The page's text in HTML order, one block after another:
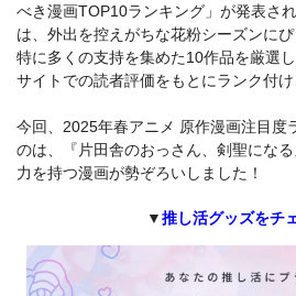
べき漫画TOP10ランキング」が発表さ
は、外出を控えがちな花粉シーズンにぴ
特に多くの支持を集めた10作品を厳選
サイトでの読者評価をもとにランク付け
今回、2025年春アニメ 原作漫画注目度
のは、『片田舎のおっさん、剣聖にな
力を持つ漫画が勢ぞろいしました！
▼推し活グッズをチ